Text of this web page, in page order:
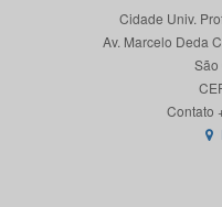
Cidade Univ.
Av. Marcelo Deda
São